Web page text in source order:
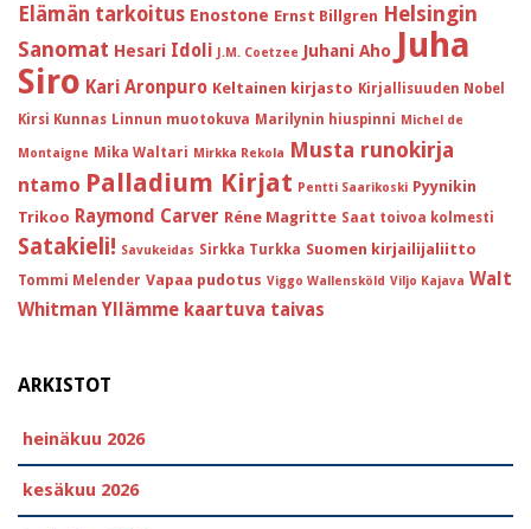
Elämän tarkoitus Enostone Ernst Billgren Helsingin
Sanomat Hesari Idoli J.M. Coetzee Juhani Aho Juha
Siro Kari Aronpuro Keltainen kirjasto Kirjallisuuden Nobel
Kirsi Kunnas Linnun muotokuva Marilynin hiuspinni Michel de
Montaigne Mika Waltari Mirkka Rekola Musta runokirja
ntamo Palladium Kirjat Pentti Saarikoski Pyynikin
Trikoo Raymond Carver Réne Magritte Saat toivoa kolmesti
Satakieli! Savukeidas Sirkka Turkka Suomen kirjailijaliitto
Tommi Melender Vapaa pudotus Viggo Wallensköld Viljo Kajava Walt
Whitman Yllämme kaartuva taivas
ARKISTOT
heinäkuu 2026
kesäkuu 2026